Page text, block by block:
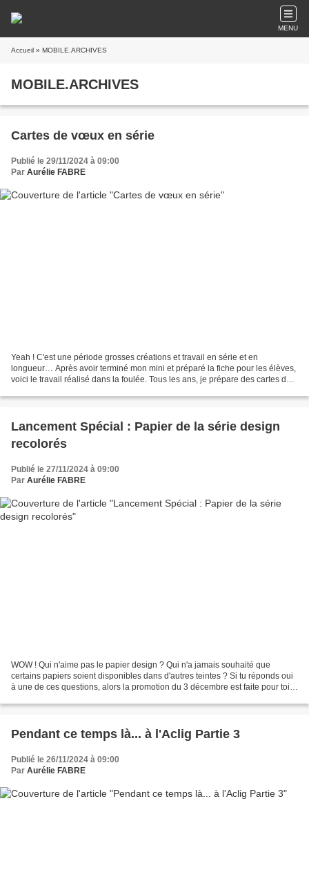
MENU
Accueil » MOBILE.ARCHIVES
MOBILE.ARCHIVES
Cartes de vœux en série
Publié le 29/11/2024 à 09:00
Par Aurélie FABRE
Yeah ! C'est une période grosses créations et travail en série et en
longueur… Après avoir terminé mon mini et préparé la fiche pour les élèves,
voici le travail réalisé dans la foulée. Tous les ans, je prépare des cartes de
Lancement Spécial : Papier de la série design
recolorés
Publié le 27/11/2024 à 09:00
Par Aurélie FABRE
WOW ! Qui n'aime pas le papier design ? Qui n'a jamais souhaité que
certains papiers soient disponibles dans d'autres teintes ? Si tu réponds oui
à une de ces questions, alors la promotion du 3 décembre est faite pour toi !
Pendant ce temps là... à l'Aclig Partie 3
Publié le 26/11/2024 à 09:00
Par Aurélie FABRE